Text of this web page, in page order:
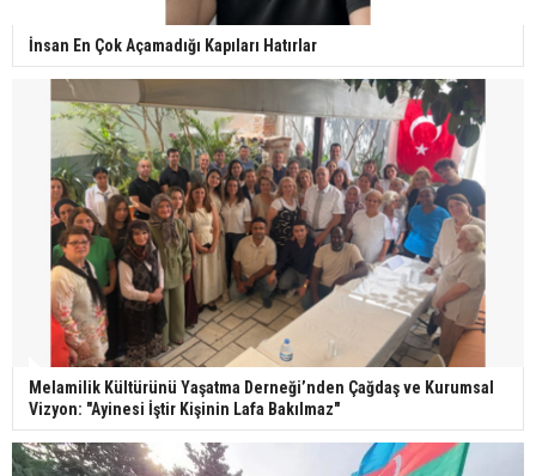
İnsan En Çok Açamadığı Kapıları Hatırlar
Melamilik Kültürünü Yaşatma Derneği’nden Çağdaş ve Kurumsal
Vizyon: "Ayinesi İştir Kişinin Lafa Bakılmaz"